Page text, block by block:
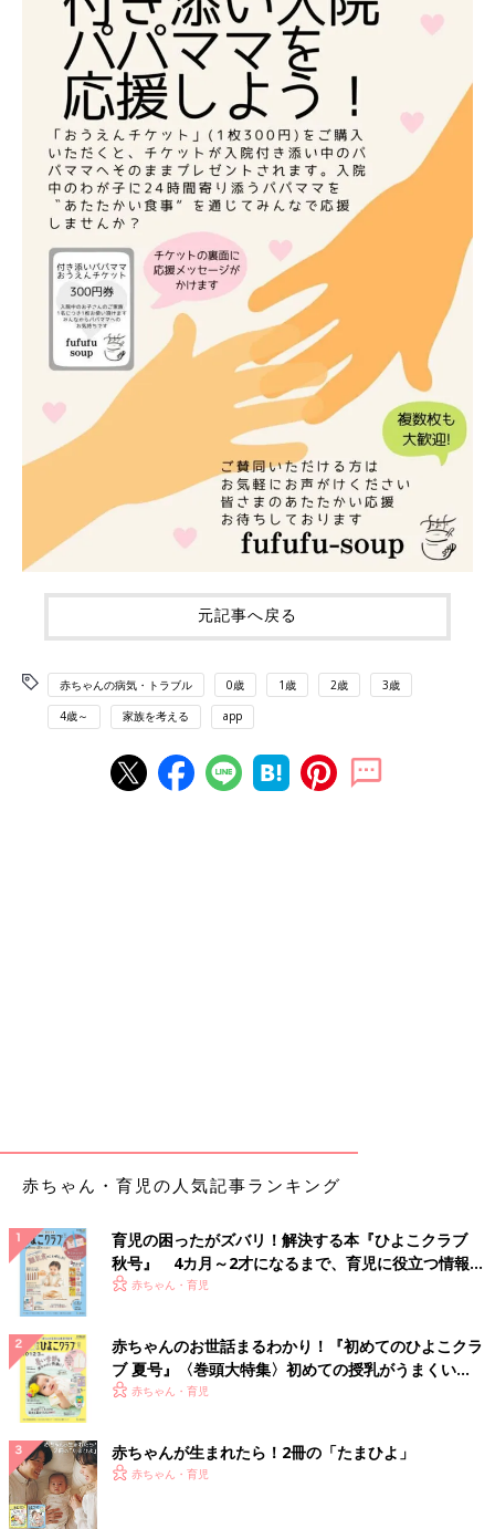
元記事へ戻る
赤ちゃんの病気・トラブル 0歳 1歳 2歳 3歳
4歳～ 家族を考える app
赤ちゃん・育児の人気記事ランキング
育児の困ったがズバリ！解決する本『ひよこクラブ
秋号』 4カ月～2才になるまで、育児に役立つ情報が
いっぱい！
赤ちゃん・育児
赤ちゃんのお世話まるわかり！『初めてのひよこクラ
ブ 夏号』〈巻頭大特集〉初めての授乳がうまくい
く！ おっぱい・ミルクの基本と夏のトラブル 解決テ
赤ちゃん・育児
赤ちゃんが生まれたら！2冊の「たまひよ」
赤ちゃん・育児